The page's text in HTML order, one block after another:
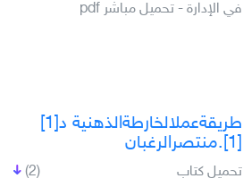
في الإدارة - تحميل مباشر pdf
طريقةعملالخارطةالذهنية د[1]
[1].منتصرالرغبان
(2)
تحميل كتاب